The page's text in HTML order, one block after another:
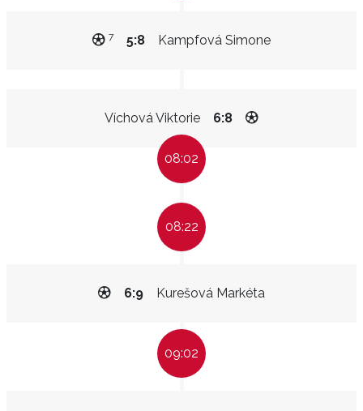
Kampfová Simone
5:8
7
Víchová Viktorie 6:8
08:02
08:22
Kurešová Markéta
6:9
09:02